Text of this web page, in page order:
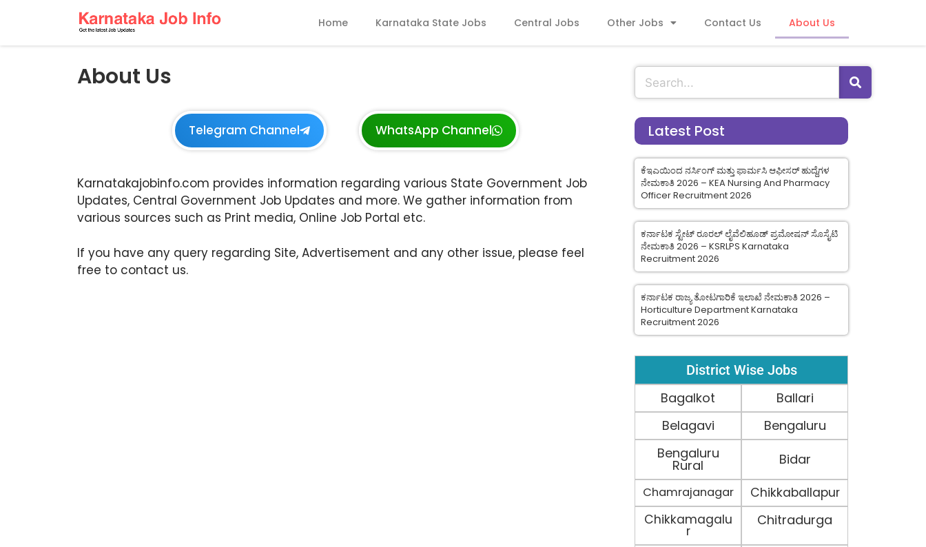
Home Karnataka State Jobs Central Jobs Other Jobs Contact Us About Us
About Us
Telegram Channel WhatsApp Channel
Karnatakajobinfo.com provides information regarding various State Government Job
Updates, Central Government Job Updates and more. We gather information from
various sources such as Print media, Online Job Portal etc.
If you have any query regarding Site, Advertisement and any other issue, please feel
free to contact us.
Latest Post
ಕೆಇಎಯಿಂದ ನರ್ಸಿಂಗ್ ಮತ್ತು ಫಾರ್ಮಸಿ ಆಫೀಸರ್ ಹುದ್ದೆಗಳ
ನೇಮಕಾತಿ 2026 – KEA Nursing And Pharmacy
Officer Recruitment 2026
ಕರ್ನಾಟಕ ಸ್ಟೇಟ್ ರೂರಲ್ ಲೈವೆಲಿಹೂಡ್ ಪ್ರಮೋಷನ್ ಸೊಸೈಟಿ
ನೇಮಕಾತಿ 2026 – KSRLPS Karnataka
Recruitment 2026
ಕರ್ನಾಟಕ ರಾಜ್ಯ ತೋಟಗಾರಿಕೆ ಇಲಾಖೆ ನೇಮಕಾತಿ 2026 –
Horticulture Department Karnataka
Recruitment 2026
District Wise Jobs
Bagalkot
Ballari
Belagavi
Bengaluru
Bengaluru
Rural Bidar
Chamrajanagar
Chikkaballapur
Chikkamagalu
r
Chitradurga